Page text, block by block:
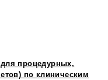
процедурных,
по клиническим